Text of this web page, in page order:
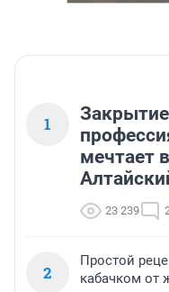
1
мечтает
23 239
2
Простой
кабачком от